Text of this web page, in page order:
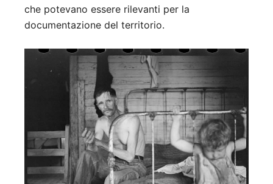
che potevano essere rilevanti per la
documentazione del territorio.